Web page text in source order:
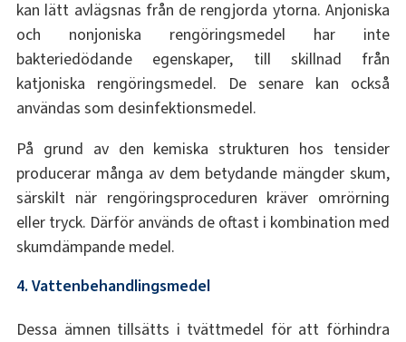
kan lätt avlägsnas från de rengjorda ytorna. Anjoniska
och nonjoniska rengöringsmedel har inte
bakteriedödande egenskaper, till skillnad från
katjoniska rengöringsmedel. De senare kan också
användas som desinfektionsmedel.
På grund av den kemiska strukturen hos tensider
producerar många av dem betydande mängder skum,
särskilt när rengöringsproceduren kräver omrörning
eller tryck. Därför används de oftast i kombination med
skumdämpande medel.
4. Vattenbehandlingsmedel
Dessa ämnen tillsätts i tvättmedel för att förhindra